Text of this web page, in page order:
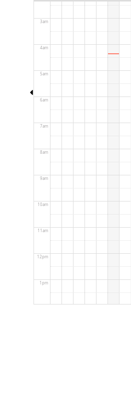
3am
4am
5am
6am
7am
8am
9am
10am
11am
12pm
1pm